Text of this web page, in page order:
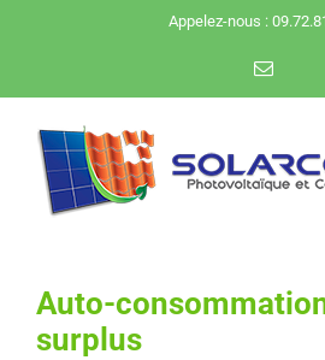
contenu
Appelez-nous :
Email
Auto-
surplus